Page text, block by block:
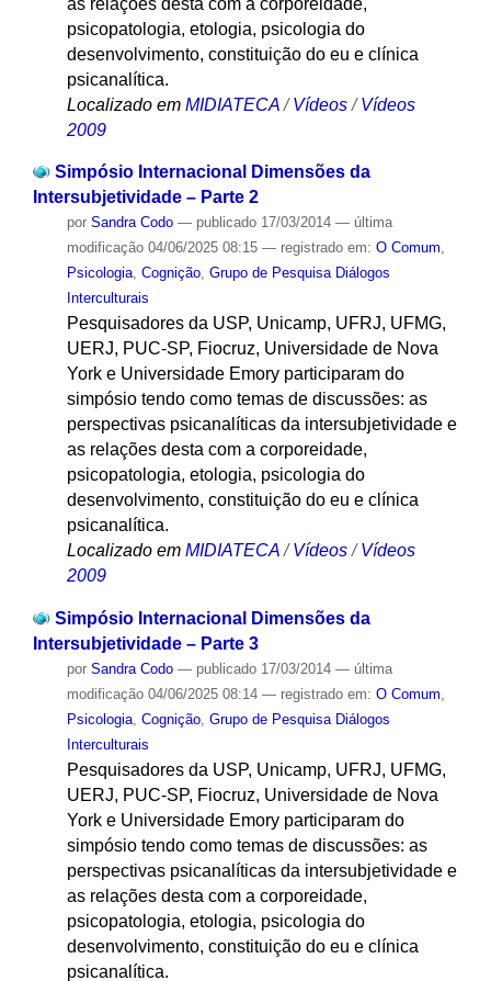
psicopatologia, etologia, psicologia do
desenvolvimento, constituição do eu e clínica
psicanalítica.
Localizado em MIDIATECA /Vídeos /Vídeos
2009
Simpósio Internacional Dimensões da
Intersubjetividade – Parte 2
por Sandra Codo — publicado17/03/2014 — última
modificação04/06/2025 08:15 — registrado em: O Comum,
Psicologia, Cognição, Grupo de Pesquisa Diálogos
Interculturais
Pesquisadores da USP, Unicamp, UFRJ, UFMG,
UERJ, PUC-SP, Fiocruz, Universidade de Nova
York e Universidade Emory participaram do
simpósio tendo como temas de discussões: as
perspectivas psicanalíticas da intersubjetividade e
as relações desta com a corporeidade,
psicopatologia, etologia, psicologia do
desenvolvimento, constituição do eu e clínica
psicanalítica.
Localizado em MIDIATECA / Vídeos / Vídeos
2009
Simpósio Internacional Dimensões da
Intersubjetividade – Parte 3
por Sandra Codo — publicado17/03/2014 — última
modificação04/06/2025 08:14 — registrado em: O Comum,
Psicologia, Cognição, Grupo de Pesquisa Diálogos
Interculturais
Pesquisadores da USP, Unicamp, UFRJ, UFMG,
UERJ, PUC-SP, Fiocruz, Universidade de Nova
York e Universidade Emory participaram do
simpósio tendo como temas de discussões: as
perspectivas psicanalíticas da intersubjetividade e
as relações desta com a corporeidade,
psicopatologia, etologia, psicologia do
desenvolvimento, constituição do eu e clínica
psicanalítica.